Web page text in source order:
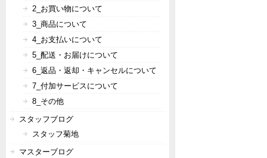
2_お買い物について
3_商品について
4_お支払いについて
5_配送・お届けについて
6_返品・返却・キャンセルについて
7_付加サービスについて
8_その他
スタッフブログ
スタッフ菊地
マスターブログ